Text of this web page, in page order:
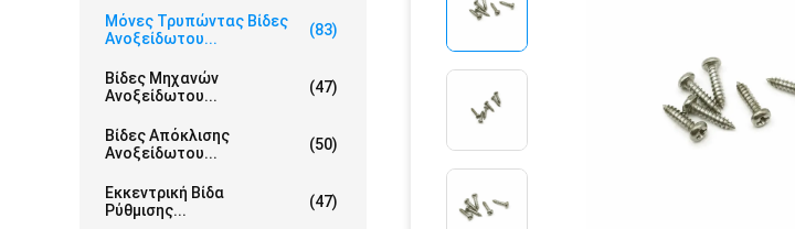
Μόνες Τρυπώντας Βίδες
Ανοξείδωτου...
(83)
Βίδες Μηχανών
Ανοξείδωτου...
(47)
Βίδες Απόκλισης
Ανοξείδωτου...
(50)
Εκκεντρική Βίδα
Ρύθμισης...
(47)